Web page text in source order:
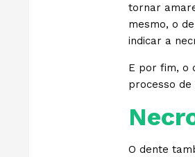
tornar
mesmo, o
indicar a
E por fim, o
processo
O dente